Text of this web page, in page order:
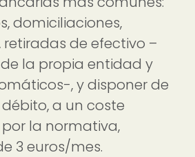
domiciliaciones,
de efectivo –
la propia entidad y
, y disponer de
a un coste
la normativa,
3 euros/mes.